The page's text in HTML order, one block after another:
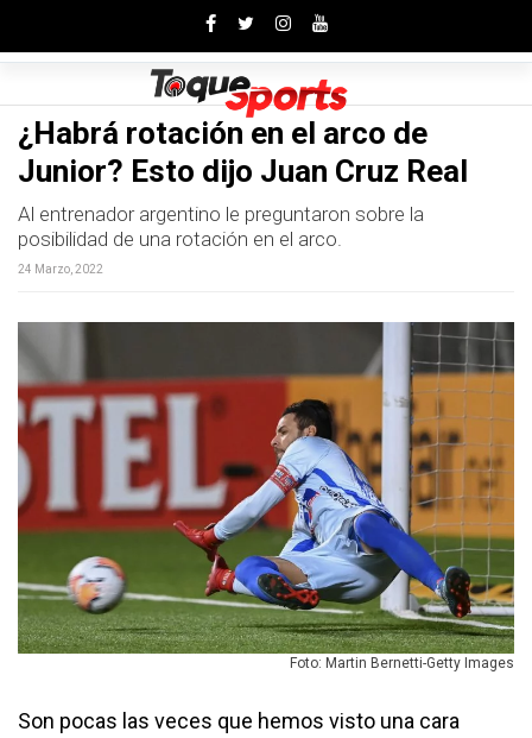
¿Habrá rotación en el arco de
Junior? Esto dijo Juan Cruz Real
Al entrenador argentino le preguntaron sobre la
posibilidad de una rotación en el arco.
24 Marzo, 2022
Foto: Martin Bernetti-Getty Images
Son pocas las veces que hemos visto una cara